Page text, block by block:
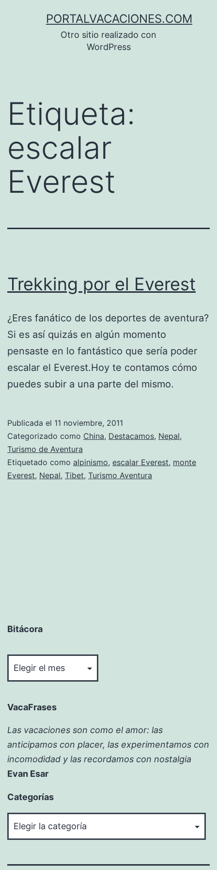
PORTALVACACIONES.COM
Otro sitio realizado con
WordPress
Etiqueta:
escalar
Everest
Trekking por el Everest
¿Eres fanático de los deportes de aventura?
Si es así quizás en algún momento
pensaste en lo fantástico que sería poder
escalar el Everest.Hoy te contamos cómo
puedes subir a una parte del mismo.
Publicada el 11 noviembre, 2011
Categorizado como China, Destacamos, Nepal,
Turismo de Aventura
Etiquetado como alpinismo, escalar Everest, monte
Everest, Nepal, Tibet, Turismo Aventura
Bitácora
VacaFrases
Las vacaciones son como el amor: las
anticipamos con placer, las experimentamos con
incomodidad y las recordamos con nostalgia
Evan Esar
Categorías